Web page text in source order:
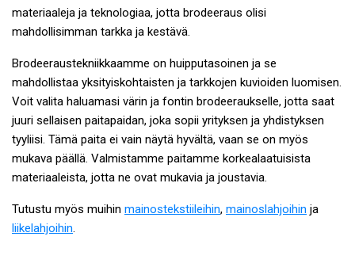
materiaaleja ja teknologiaa, jotta brodeeraus olisi
mahdollisimman tarkka ja kestävä.
Brodeeraustekniikkaamme on huipputasoinen ja se
mahdollistaa yksityiskohtaisten ja tarkkojen kuvioiden luomisen.
Voit valita haluamasi värin ja fontin brodeeraukselle, jotta saat
juuri sellaisen paitapaidan, joka sopii yrityksen ja yhdistyksen
tyyliisi. Tämä paita ei vain näytä hyvältä, vaan se on myös
mukava päällä. Valmistamme paitamme korkealaatuisista
materiaaleista, jotta ne ovat mukavia ja joustavia.
Tutustu myös muihin mainostekstiileihin, mainoslahjoihin ja
liikelahjoihin.